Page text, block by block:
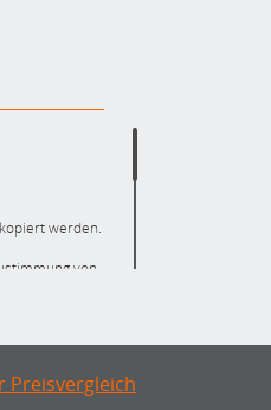
werden.
von
ausführen zu
dem